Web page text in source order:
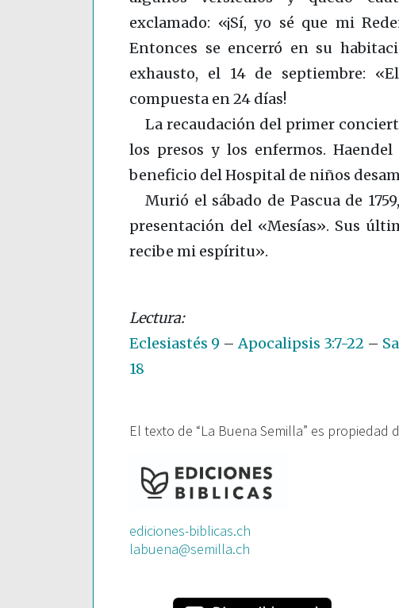
exclamado: «¡Sí, yo sé que mi
Entonces se encerró en su
exhausto, el 14 de septiembre:
compuesta en 24 días!
La recaudación del primer
los presos y los enfermos.
beneficio del Hospital de niños
Murió el sábado de Pascua de 175
presentación del «Mesías». Sus
recibe mi espíritu».
Eclesiastés 9 –Apocalipsis 3:7-22 –
18
El texto de “La Buena Semilla” es propiedad
ediciones-biblicas.ch
labuena@semilla.ch